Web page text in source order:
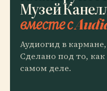
Музей
вместе с
Аудиогид в
Сделано под то,
самом деле.